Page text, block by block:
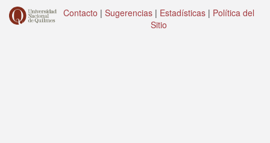
Contacto | Sugerencias | Estadísticas | Política del
Sitio